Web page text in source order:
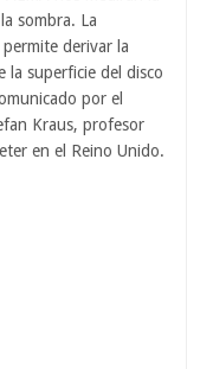
sombra. La
derivar la
la superficie del disco
por el
Kraus, profesor
en el Reino Unido.